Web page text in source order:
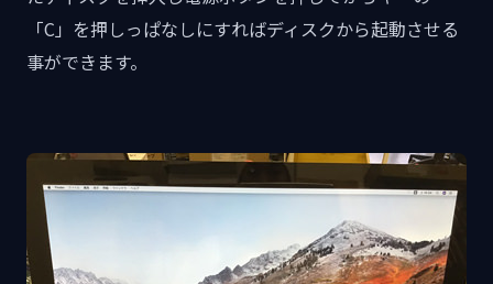
「C」を押しっぱなしにすればディスクから起動させる
事ができます。